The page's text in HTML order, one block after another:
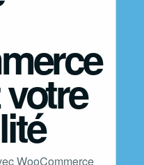
WooCommerce